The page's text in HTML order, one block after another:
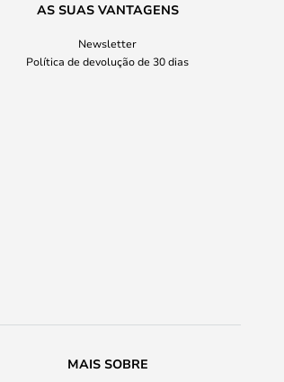
AS SUAS VANTAGENS
Newsletter
Política de devolução de 30 dias
MAIS SOBRE